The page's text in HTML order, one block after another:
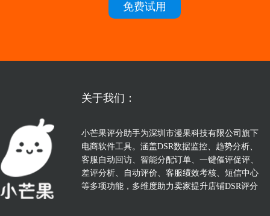
免费试用
关于我们：
小芒果评分助手为深圳市漫果科技有限公司旗下
电商软件工具。涵盖DSR数据监控、趋势分析、
客服自动回访、智能分配订单、一键催评促评、
差评分析、自动评价、客服绩效考核、短信中心
等多项功能，多维度助力卖家提升店铺DSR评分